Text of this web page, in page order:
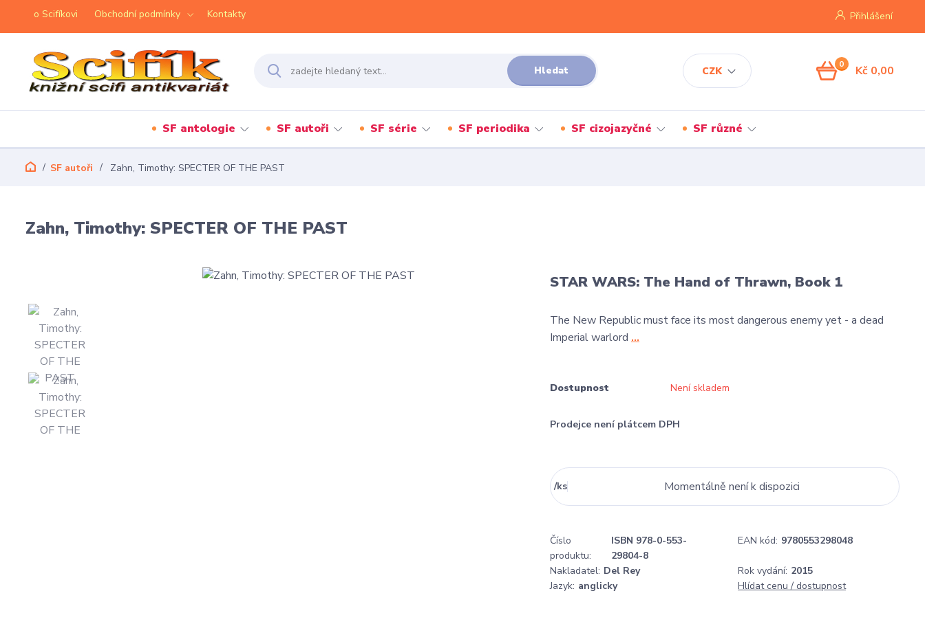
o Scifíkovi Obchodní podmínky Kontakty
CZK
Přihlášení
Hledat 0 Kč 0,00
SF antologie SF autoři SF série SF periodika SF cizojazyčné SF různé
SF autoři Zahn, Timothy: SPECTER OF THE PAST
Zahn, Timothy: SPECTER OF THE PAST
STAR WARS: The Hand of Thrawn, Book 1
The New Republic must face its most dangerous enemy yet - a dead
Imperial warlord ...
Dostupnost Není skladem
Prodejce není plátcem DPH
/ks Momentálně není k dispozici
Číslo
produktu:
ISBN 978-0-553-
29804-8
EAN kód: 9780553298048
Nakladatel: Del Rey Rok vydání: 2015
Jazyk: anglicky Hlídat cenu / dostupnost